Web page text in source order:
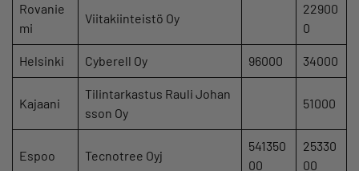
Rovanie
mi
Viitakiinteistö Oy
22900
0
Helsinki Cyberell Oy 96000 34000
Kajaani
Tilintarkastus Rauli Johan
sson Oy
51000
Espoo Tecnotree Oyj
541350
00
25330
00